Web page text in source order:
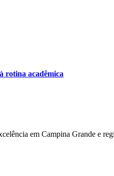
rotina acadêmica
em Campina Grande e